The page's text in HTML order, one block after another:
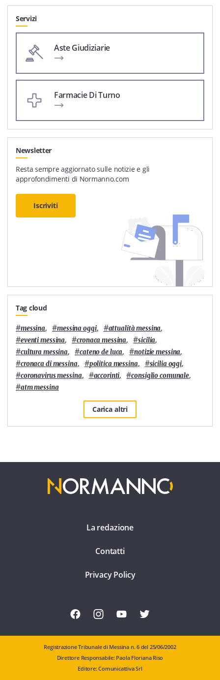
Servizi
Aste Giudiziarie
Farmacie Di Turno
Newsletter
Resta sempre aggiornato sulle notizie e gli
approfondimenti di Normanno.com
Iscriviti
Tag cloud
#messina, #messina oggi, #attualità messina,
#eventi messina, #cronaca messina, #sicilia,
#cultura messina, #cateno de luca, #notizie messina,
#cronaca di messina, #politica messina, #sicilia oggi,
#coronavirus messina, #accorinti, #consiglio comunale,
#atm messina
Carica altri
La redazione
Contatti
Privacy Policy
Registrazione Tribunale di Messina n. 6 del 25/06/2002
Direttore Responsabile: Paola Floriana Riso
Editore: Comunicattiva Srl